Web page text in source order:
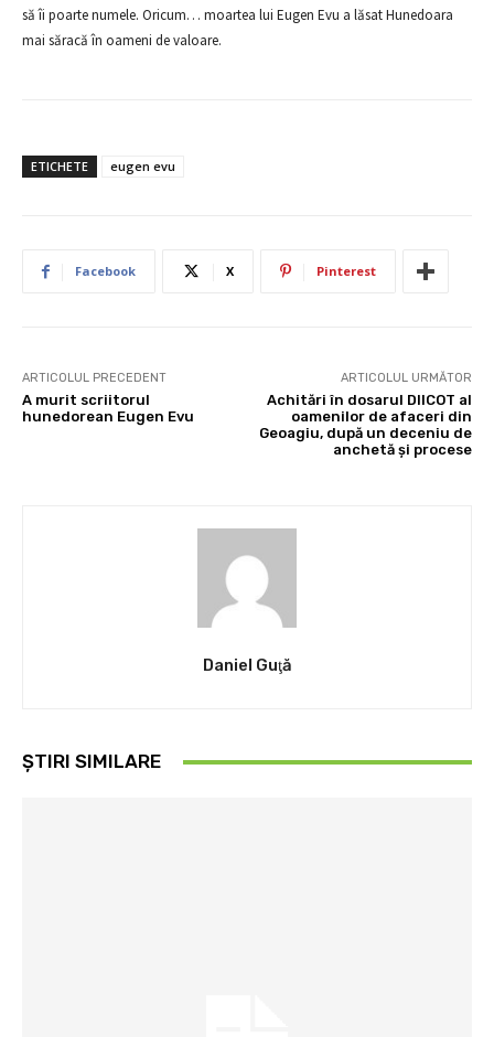
să îi poarte numele. Oricum… moartea lui Eugen Evu a lăsat Hunedoara
mai săracă în oameni de valoare.
ETICHETE eugen evu
Facebook X Pinterest
ARTICOLUL PRECEDENT
A murit scriitorul
hunedorean Eugen Evu
ARTICOLUL URMĂTOR
Achitări în dosarul DIICOT al
oamenilor de afaceri din
Geoagiu, după un deceniu de
anchetă și procese
Daniel Guţă
ȘTIRI SIMILARE